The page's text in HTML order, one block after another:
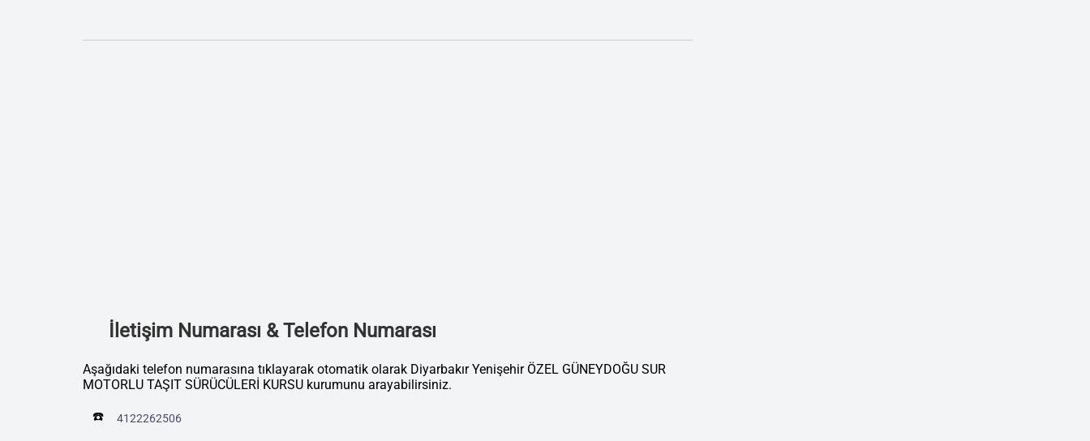
İletişim Numarası & Telefon Numarası
Aşağıdaki telefon numarasına tıklayarak otomatik olarak Diyarbakır Yenişehir ÖZEL GÜNEYDOĞU SUR
MOTORLU TAŞIT SÜRÜCÜLERİ KURSU kurumunu arayabilirsiniz.
☎️ 4122262506